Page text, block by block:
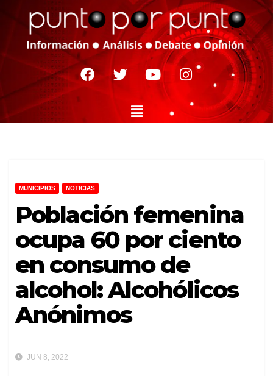
MUNICIPIOS NOTICIAS
Población femenina
ocupa 60 por ciento
en consumo de
alcohol: Alcohólicos
Anónimos
JUN 8, 2022